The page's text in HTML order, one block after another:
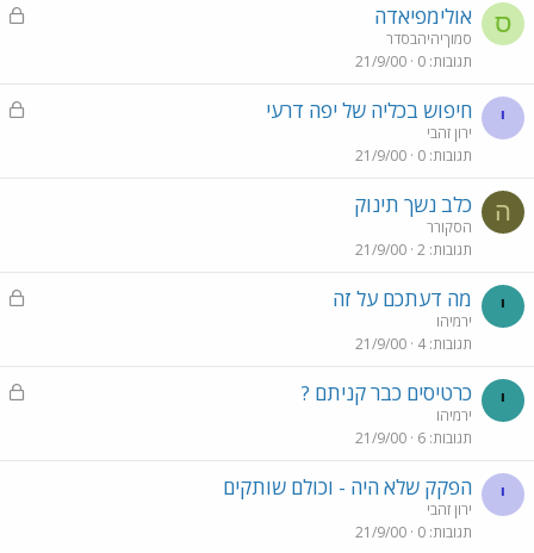
ס
נ
אולימפיאדה
סמוךיהיהבסדר
תגובות 0
21/9/00
י
נ
חיפוש בכליה של יפה דרעי
ירון זהבי
תגובות 0
21/9/00
ה כלב נשך תינוק
הסקורר
תגובות 2
21/9/00
י
נ
מה דעתכם על זה
ירמיהו
תגובות 4
21/9/00
י
נ
כרטיסים כבר קניתם ?
ירמיהו
תגובות 6
21/9/00
י הפקק שלא היה - וכולם שותקים
ירון זהבי
תגובות 0
21/9/00